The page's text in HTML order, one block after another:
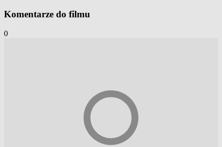
Komentarze do filmu
0